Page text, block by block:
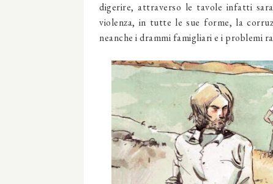
digerire, attraverso le tavole infatti
violenza, in tutte le sue forme, la
neanche i drammi famigliari e i problemi